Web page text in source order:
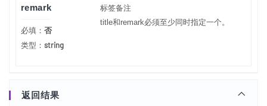
remark
必填： 否
类型： string
标签备注
title和remark必须至少同时指定一个。
返回结果